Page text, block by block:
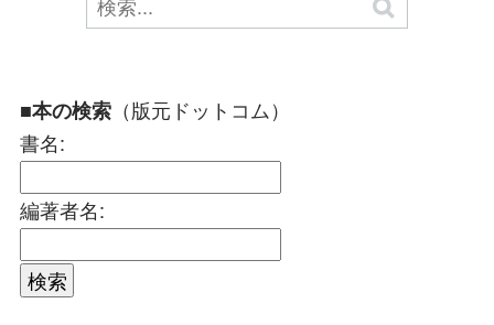
■本の検索 （版元ドットコム）
書名:
編著者名: